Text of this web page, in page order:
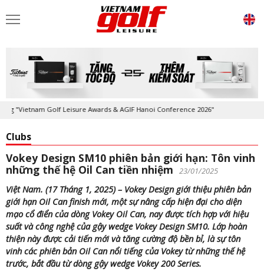
Golf Leisure Awards & AGIF Hanoi Conference 2026"
Clubs
Vokey Design SM10 phiên bản giới hạn: Tôn vinh
những thế hệ Oil Can tiền nhiệm
23/01/2025
Việt Nam. (17 Tháng 1, 2025) – Vokey Design giới thiệu phiên bản
giới hạn Oil Can finish mới, một sự nâng cấp hiện đại cho diện
mạo cổ điển của dòng Vokey Oil Can, nay được tích hợp với hiệu
suất và công nghệ của gậy wedge Vokey Design SM10. Lớp hoàn
thiện này được cải tiến mới và tăng cường độ bền bỉ, là sự tôn
vinh các phiên bản Oil Can nổi tiếng của Vokey từ những thế hệ
trước, bắt đầu từ dòng gậy wedge Vokey 200 Series.